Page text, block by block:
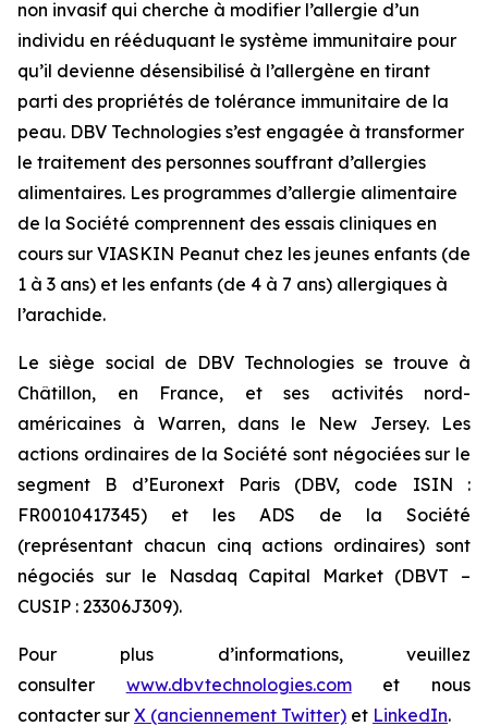
non invasif qui cherche à modifier l’allergie d’un
individu en rééduquant le système immunitaire pour
qu’il devienne désensibilisé à l’allergène en tirant
parti des propriétés de tolérance immunitaire de la
peau. DBV Technologies s’est engagée à transformer
le traitement des personnes souffrant d’allergies
alimentaires. Les programmes d’allergie alimentaire
de la Société comprennent des essais cliniques en
cours sur VIASKIN Peanut chez les jeunes enfants (de
1 à 3 ans) et les enfants (de 4 à 7 ans) allergiques à
l’arachide.
Le siège social de DBV Technologies se trouve à
Châtillon, en France, et ses activités nord-
américaines à Warren, dans le New Jersey. Les
actions ordinaires de la Société sont négociées sur le
segment B d’Euronext Paris (DBV, code ISIN :
FR0010417345) et les ADS de la Société
(représentant chacun cinq actions ordinaires) sont
négociés sur le Nasdaq Capital Market (DBVT –
CUSIP : 23306J309).
Pour plus d’informations, veuillez
consulter www.dbvtechnologies.comet nous
contacter sur X (anciennement Twitter) et LinkedIn.